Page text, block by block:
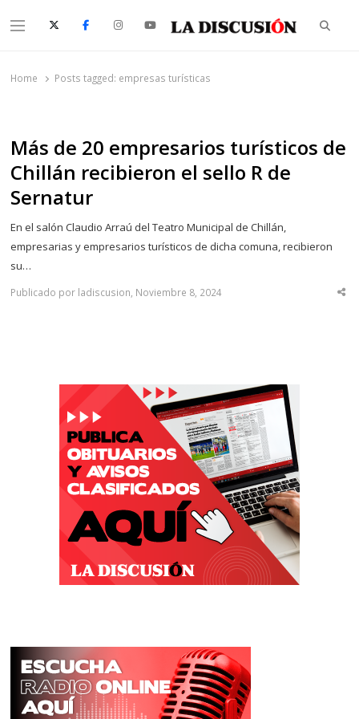
Menu
Home Posts tagged: empresas turísticas
Más de 20 empresarios turísticos de
Chillán recibieron el sello R de
Sernatur
En el salón Claudio Arraú del Teatro Municipal de Chillán,
empresarias y empresarios turísticos de dicha comuna, recibieron
su…
Publicado por ladiscusion, Noviembre 8, 2024